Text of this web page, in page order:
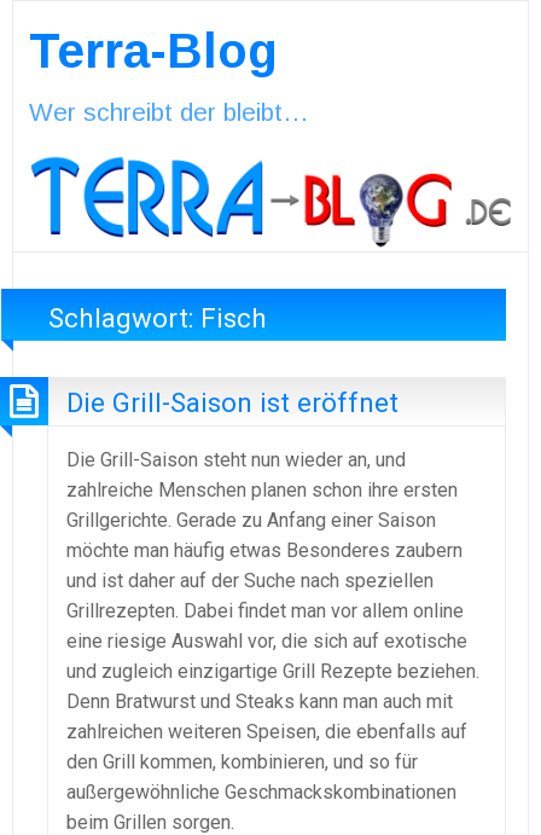
Terra-Blog
Wer schreibt der bleibt…
Schlagwort: Fisch
Die Grill-Saison ist eröffnet
Die Grill-Saison steht nun wieder an, und
zahlreiche Menschen planen schon ihre ersten
Grillgerichte. Gerade zu Anfang einer Saison
möchte man häufig etwas Besonderes zaubern
und ist daher auf der Suche nach speziellen
Grillrezepten. Dabei findet man vor allem online
eine riesige Auswahl vor, die sich auf exotische
und zugleich einzigartige Grill Rezepte beziehen.
Denn Bratwurst und Steaks kann man auch mit
zahlreichen weiteren Speisen, die ebenfalls auf
den Grill kommen, kombinieren, und so für
außergewöhnliche Geschmackskombinationen
beim Grillen sorgen.